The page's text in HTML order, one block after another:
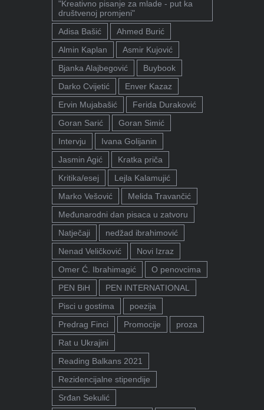
"Kreativno pisanje za mlade - put ka
društvenoj promjeni"
Adisa Bašić
Ahmed Burić
Almin Kaplan
Asmir Kujović
Bjanka Alajbegović
Buybook
Darko Cvijetić
Enver Kazaz
Ervin Mujabašić
Ferida Duraković
Goran Sarić
Goran Simić
Intervju
Ivana Golijanin
Jasmin Agić
Kratka priča
Kritika/esej
Lejla Kalamujić
Marko Vešović
Melida Travančić
Međunarodni dan pisaca u zatvoru
Natječaji
nedžad ibrahimović
Nenad Veličković
Novi Izraz
Omer Ć. Ibrahimagić
O penovcima
PEN BiH
PEN INTERNATIONAL
Pisci u gostima
poezija
Predrag Finci
Promocije
proza
Rat u Ukrajini
Reading Balkans 2021
Rezidencijalne stipendije
Srđan Sekulić